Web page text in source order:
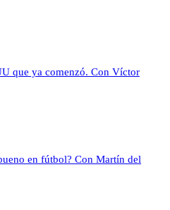
que ya comenzó. Con Víctor
en fútbol? Con Martín del